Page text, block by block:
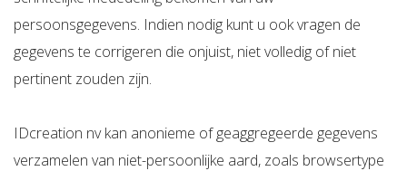
persoonsgegevens. Indien nodig kunt u ook vragen de
gegevens te corrigeren die onjuist, niet volledig of niet
pertinent zouden zijn.
IDcreation nv kan anonieme of geaggregeerde gegevens
verzamelen van niet-persoonlijke aard, zoals browsertype